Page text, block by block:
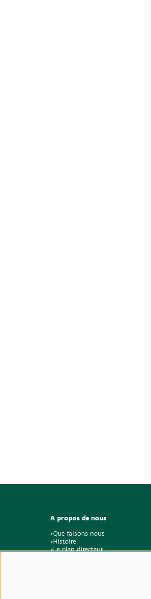
A propos de nous
>Que faisons-nous
>Histoire
>Le plan directeur